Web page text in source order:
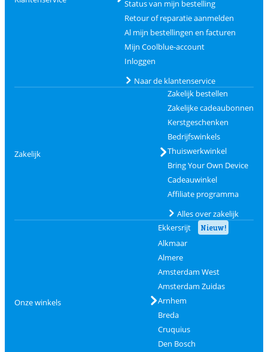
Status van mijn bestelling
Retour of reparatie aanmelden
Al mijn bestellingen en facturen
Mijn Coolblue-account
Inloggen
Naar de klantenservice
Zakelijk
Zakelijk bestellen
Zakelijke cadeaubonnen
Kerstgeschenken
Bedrijfswinkels
Thuiswerkwinkel
Bring Your Own Device
Cadeauwinkel
Affiliate programma
Alles over zakelijk
Onze winkels
Ekkersrijt Nieuw!
Alkmaar
Almere
Amsterdam West
Amsterdam Zuidas
Arnhem
Breda
Cruquius
Den Bosch